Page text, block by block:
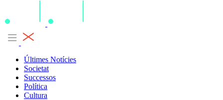
Últimes Notícies
Societat
Successos
Política
Cultura